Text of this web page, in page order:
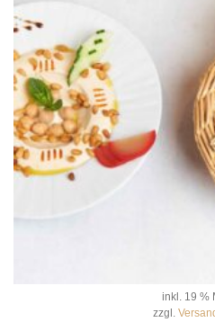
inkl. 19 %
zzgl.